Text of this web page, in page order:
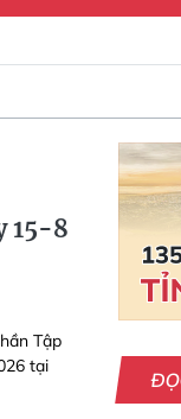
15-8
Tập
tại